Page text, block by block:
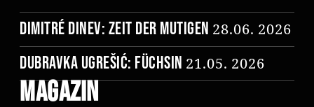
Dimitré Dinev: Zeit der Mutigen 28.06. 2026
Dubravka Ugrešić: Füchsin 21.05. 2026
Magazin